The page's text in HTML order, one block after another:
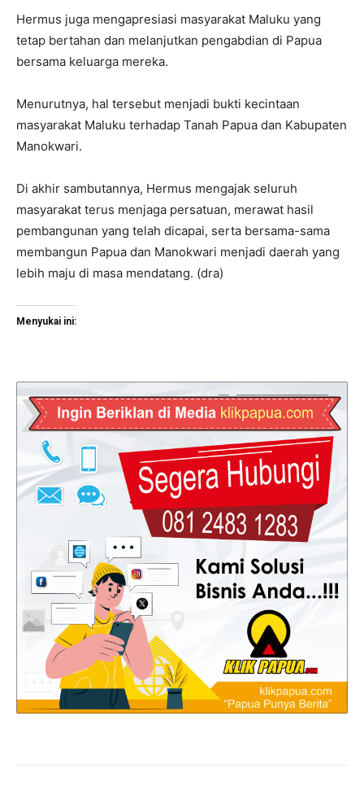
Hermus juga mengapresiasi masyarakat Maluku yang
tetap bertahan dan melanjutkan pengabdian di Papua
bersama keluarga mereka.
Menurutnya, hal tersebut menjadi bukti kecintaan
masyarakat Maluku terhadap Tanah Papua dan Kabupaten
Manokwari.
Di akhir sambutannya, Hermus mengajak seluruh
masyarakat terus menjaga persatuan, merawat hasil
pembangunan yang telah dicapai, serta bersama-sama
membangun Papua dan Manokwari menjadi daerah yang
lebih maju di masa mendatang. (dra)
Menyukai ini: